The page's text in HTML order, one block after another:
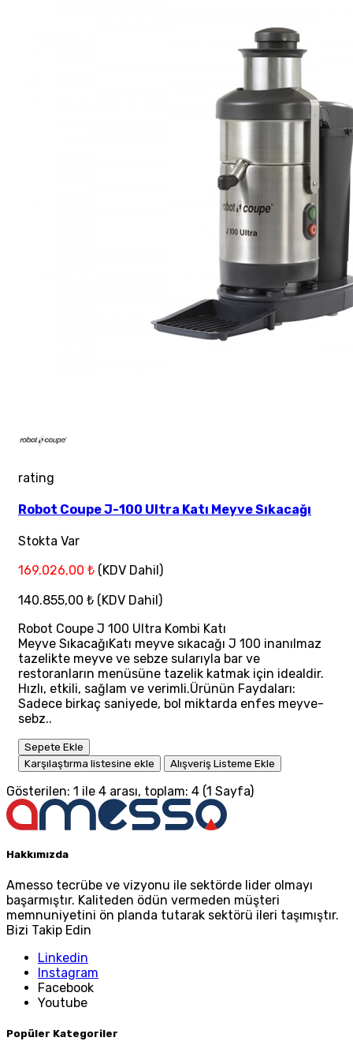
rating
Robot Coupe J-100 Ultra Katı Meyve Sıkacağı
Stokta Var
169.026,00 ₺ (KDV Dahil)
140.855,00 ₺ (KDV Dahil)
Robot Coupe J 100 Ultra Kombi Katı
Meyve SıkacağıKatı meyve sıkacağı J 100 inanılmaz
tazelikte meyve ve sebze sularıyla bar ve
restoranların menüsüne tazelik katmak için idealdir.
Hızlı, etkili, sağlam ve verimli.Ürünün Faydaları:
Sadece birkaç saniyede, bol miktarda enfes meyve-
sebz..
Sepete Ekle
Karşılaştırma listesine ekle
Alışveriş Listeme Ekle
Gösterilen: 1 ile 4 arası, toplam: 4 (1 Sayfa)
Hakkımızda
Amesso tecrübe ve vizyonu ile sektörde lider olmayı
başarmıştır. Kaliteden ödün vermeden müşteri
memnuniyetini ön planda tutarak sektörü ileri taşımıştır.
Bizi Takip Edin
Linkedin
Instagram
Facebook
Youtube
Popüler Kategoriler